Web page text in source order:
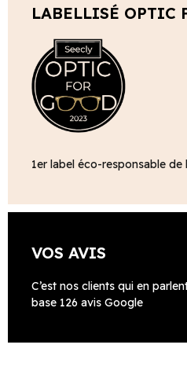
LABELLISÉ OPTIC
1er label éco-responsable de
VOS AVIS
C’est nos clients qui en
base 126 avis Google